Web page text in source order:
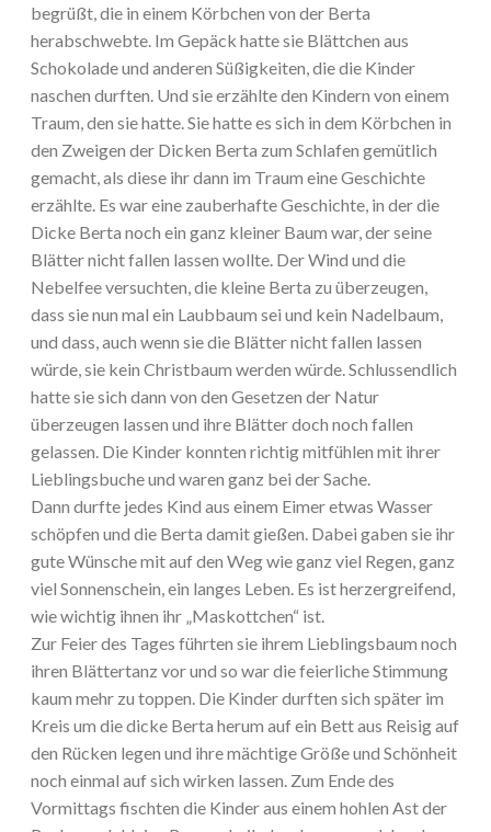
begrüßt, die in einem Körbchen von der Berta
herabschwebte. Im Gepäck hatte sie Blättchen aus
Schokolade und anderen Süßigkeiten, die die Kinder
naschen durften. Und sie erzählte den Kindern von einem
Traum, den sie hatte. Sie hatte es sich in dem Körbchen in
den Zweigen der Dicken Berta zum Schlafen gemütlich
gemacht, als diese ihr dann im Traum eine Geschichte
erzählte. Es war eine zauberhafte Geschichte, in der die
Dicke Berta noch ein ganz kleiner Baum war, der seine
Blätter nicht fallen lassen wollte. Der Wind und die
Nebelfee versuchten, die kleine Berta zu überzeugen,
dass sie nun mal ein Laubbaum sei und kein Nadelbaum,
und dass, auch wenn sie die Blätter nicht fallen lassen
würde, sie kein Christbaum werden würde. Schlussendlich
hatte sie sich dann von den Gesetzen der Natur
überzeugen lassen und ihre Blätter doch noch fallen
gelassen. Die Kinder konnten richtig mitfühlen mit ihrer
Lieblingsbuche und waren ganz bei der Sache.
Dann durfte jedes Kind aus einem Eimer etwas Wasser
schöpfen und die Berta damit gießen. Dabei gaben sie ihr
gute Wünsche mit auf den Weg wie ganz viel Regen, ganz
viel Sonnenschein, ein langes Leben. Es ist herzergreifend,
wie wichtig ihnen ihr „Maskottchen“ ist.
Zur Feier des Tages führten sie ihrem Lieblingsbaum noch
ihren Blättertanz vor und so war die feierliche Stimmung
kaum mehr zu toppen. Die Kinder durften sich später im
Kreis um die dicke Berta herum auf ein Bett aus Reisig auf
den Rücken legen und ihre mächtige Größe und Schönheit
noch einmal auf sich wirken lassen. Zum Ende des
Vormittags fischten die Kinder aus einem hohlen Ast der